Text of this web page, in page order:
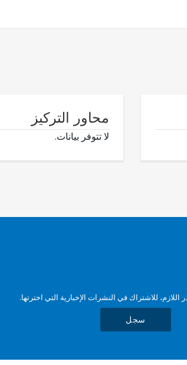
محاور التركيز
لا تتوفر بيانات.
للاشتراك في النشرات الإخبارية التي اخترتها.
سجل